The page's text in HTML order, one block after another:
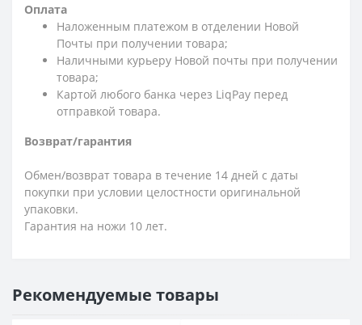
Оплата
Наложенным платежом в отделении Новой
Почты при получении товара;
Наличными курьеру Новой почты при получении
товара;
Картой любого банка через LiqPay перед
отправкой товара.
Возврат/гарантия
Обмен/возврат товара в течение 14 дней с даты
покупки при условии целостности оригинальной
упаковки.
Гарантия на ножи 10 лет.
Рекомендуемые товары